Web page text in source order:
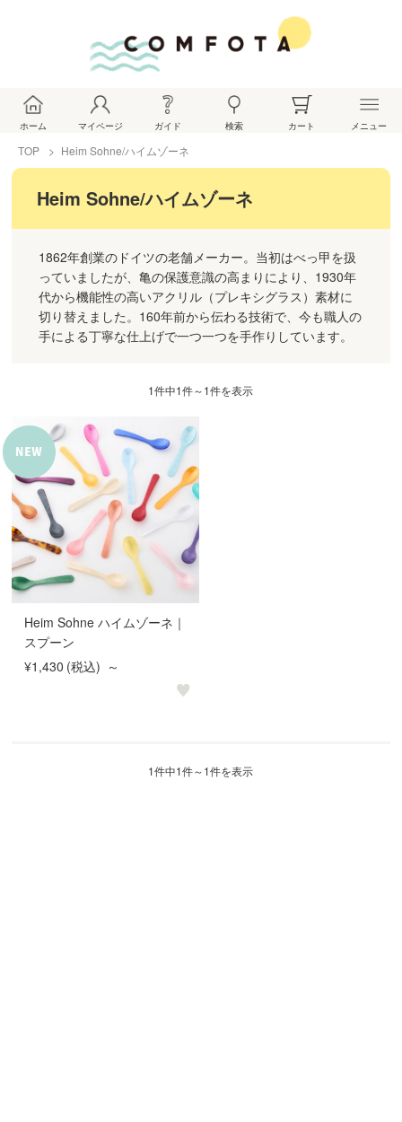
ホーム マイページ ガイド 検索 カート メニュー
TOP Heim Sohne/ハイムゾーネ
Heim Sohne/ハイムゾーネ
1862年創業のドイツの老舗メーカー。当初はべっ甲を扱
っていましたが、亀の保護意識の高まりにより、1930年
代から機能性の高いアクリル（プレキシグラス）素材に
切り替えました。160年前から伝わる技術で、今も職人の
手による丁寧な仕上げで一つ一つを手作りしています。
1件中1件～1件を表示
Heim Sohne ハイムゾーネ｜
スプーン
¥1,430 (税込) ～
1件中1件～1件を表示